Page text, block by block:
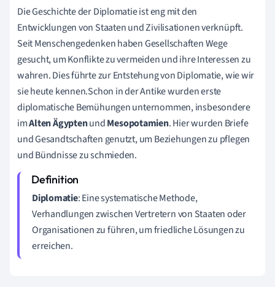
Die Geschichte der Diplomatie ist eng mit den
Entwicklungen von Staaten und Zivilisationen verknüpft.
Seit Menschengedenken haben Gesellschaften Wege
gesucht, um Konflikte zu vermeiden und ihre Interessen zu
wahren. Dies führte zur Entstehung von Diplomatie, wie wir
sie heute kennen.Schon in der Antike wurden erste
diplomatische Bemühungen unternommen, insbesondere
imAlten ÄgyptenundMesopotamien. Hier wurden Briefe
und Gesandtschaften genutzt, um Beziehungen zu pflegen
und Bündnisse zu schmieden.
Diplomatie: Eine systematische Methode,
Verhandlungen zwischen Vertretern von Staaten oder
Organisationen zu führen, um friedliche Lösungen zu
erreichen.